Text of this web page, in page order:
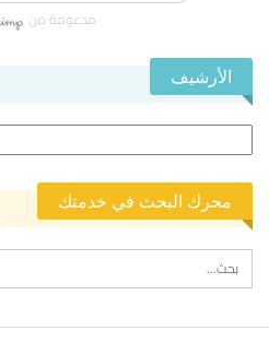
مدعومة من
الأرشيف
محرك البحث في خدمتك